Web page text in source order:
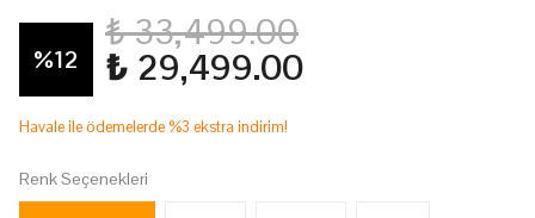
%12
₺ 33,499.00
₺ 29,499.00
Havale ile ödemelerde %3 ekstra indirim!
Renk Seçenekleri